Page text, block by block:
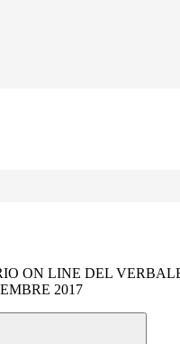
ON LINE DEL
2017